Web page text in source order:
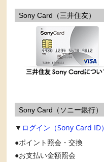
Sony Card（三井住友）
Sony Card（ソニー銀行）
▼ ログイン（Sony Card ID）
ポイント照会・交換
お支払い金額照会